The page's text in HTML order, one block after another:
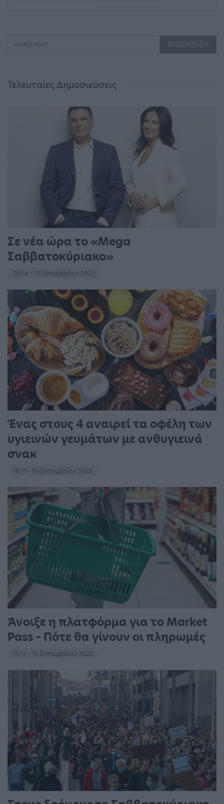
Τελευταίες Δημοσιεύσεις
Σε νέα ώρα το «Mega
Σαββατοκύριακο»
20:14 - 15 Σεπτεμβρίου 2023
Ένας στους 4 αναιρεί τα οφέλη των
υγιεινών γευμάτων με ανθυγιεινά
σνακ
18:11 - 15 Σεπτεμβρίου 2023
Άνοιξε η πλατφόρμα για το Market
Pass – Πότε θα γίνουν οι πληρωμές
15:13 - 15 Σεπτεμβρίου 2023